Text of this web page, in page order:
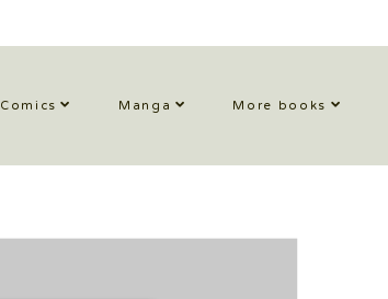
Comics Manga More books